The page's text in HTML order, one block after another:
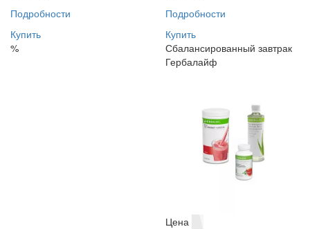
Подробности
Купить
%
Подробности
Купить
Сбалансированный завтрак
Гербалайф
Цена